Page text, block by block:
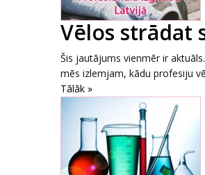
Vēlos strādat
Šis jautājums vienmēr ir
mēs izlemjam, kādu profesiju
Tālāk »